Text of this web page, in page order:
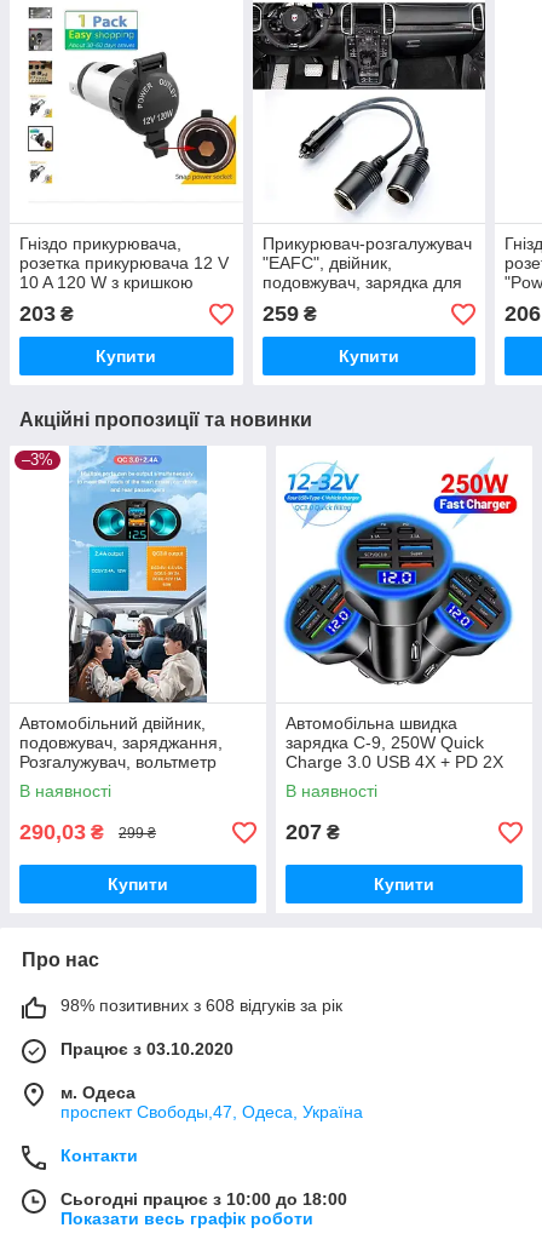
Гніздо прикурювача,
розетка прикурювача 12 V
10 A 120 W з кришкою
203 ₴
Купити
Прикурювач-розгалужувач
"EAFC", двійник,
подовжувач, зарядка для
електроніки 12V, 120W,
10A. Потужні дроти
259₴
Купити
10
206
Акційні пропозиції та новинки
–3%
Автомобільний двійник,
подовжувач, заряджання,
Розгалужувач, вольтметр
Quick Charge 3.0. 2USB + 1
TYPE C
В наявності
290,03 ₴ 299 ₴
Купити
Автомобільна швидка
зарядка C-9, 250W Quick
Charge 3.0 USB 4Х + PD 2X
Type C х 2, вольтметр
В наявності
207 ₴
Купити
Про нас
98% позитивних з 608 відгуків за рік
Працює з 03.10.2020
м. Одеса
проспект Свободы,47, Одеса, Україна
Контакти
Сьогодні працює з 10:00 до 18:00
Показати весь графік роботи